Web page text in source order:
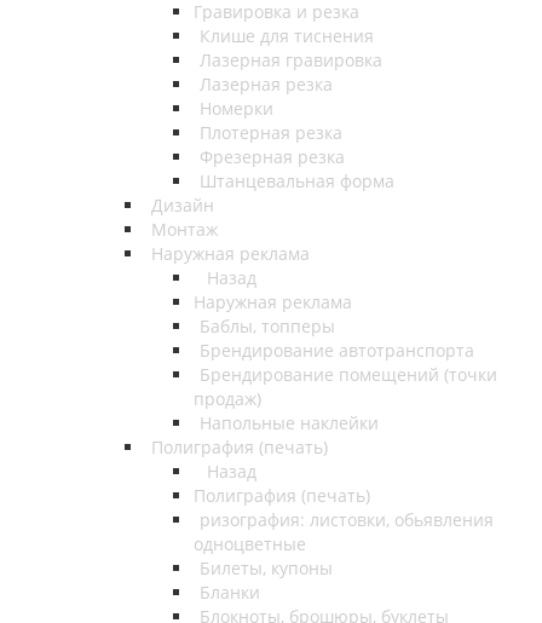
Гравировка и резка
Клише для тиснения
Лазерная гравировка
Лазерная резка
Номерки
Плотерная резка
Фрезерная резка
Штанцевальная форма
Дизайн
Монтаж
Наружная реклама
Назад
Наружная реклама
Баблы, топперы
Брендирование автотранспорта
Брендирование помещений (точки
продаж)
Напольные наклейки
Полиграфия (печать)
Назад
Полиграфия (печать)
ризография: листовки, обьявления
одноцветные
Билеты, купоны
Бланки
Блокноты, брошюры, буклеты